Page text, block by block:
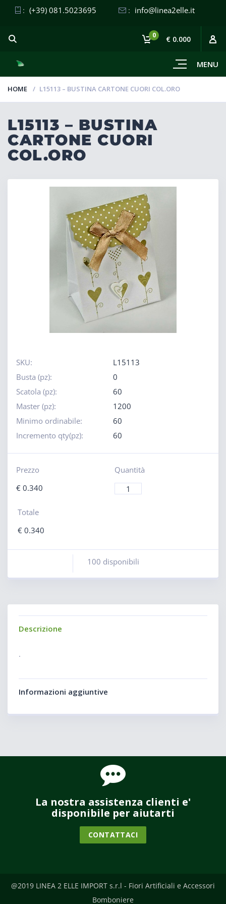
: (+39) 081.5023695 : info@linea2elle.it
MENU
0 € 0.000
HOME L15113 – BUSTINA CARTONE CUORI COL.ORO
L15113 – BUSTINA
CARTONE CUORI
COL.ORO
SKU:
L15113
Busta (pz):
0
Scatola (pz):
60
Master (pz):
1200
Minimo ordinabile:
60
Incremento qty(pz):
60
Prezzo
€0.340
Quantità
Totale
€0.340
100 disponibili
Descrizione
.
Informazioni aggiuntive
La nostra assistenza clienti e'
disponibile per aiutarti
CONTATTACI
@2019 LINEA 2 ELLE IMPORT s.r.l - Fiori Artificiali e Accessori
Bomboniere